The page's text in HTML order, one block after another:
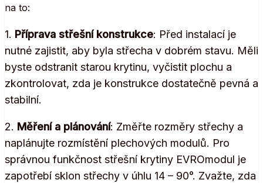
na to:
1. Příprava střešní konstrukce: Před instalací je
nutné zajistit, aby byla střecha v dobrém stavu. Měli
byste odstranit starou krytinu, vyčistit plochu a
zkontrolovat, zda je konstrukce dostatečně pevná a
stabilní.
2. Měření a plánování: Změřte rozměry střechy a
naplánujte rozmístění plechových modulů. Pro
správnou funkčnost střešní krytiny EVROmodul je
zapotřebí sklon střechy v úhlu 14 – 90°. Zvažte, zda